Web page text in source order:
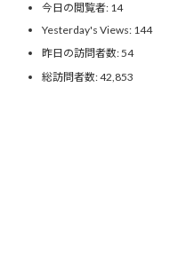
今日の閲覧者: 14
Yesterday's Views: 144
昨日の訪問者数:54
総訪問者数:42,853